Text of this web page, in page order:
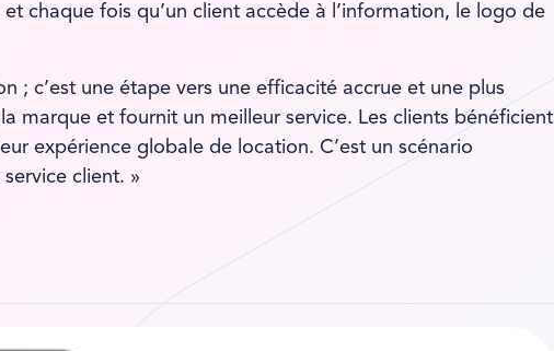
chaque fois qu’un client accède à l’information, le logo de
; c’est une étape vers une efficacité accrue et une plus
marque et fournit un meilleur service. Les clients bénéficient
expérience globale de location. C’est un scénario
client. »